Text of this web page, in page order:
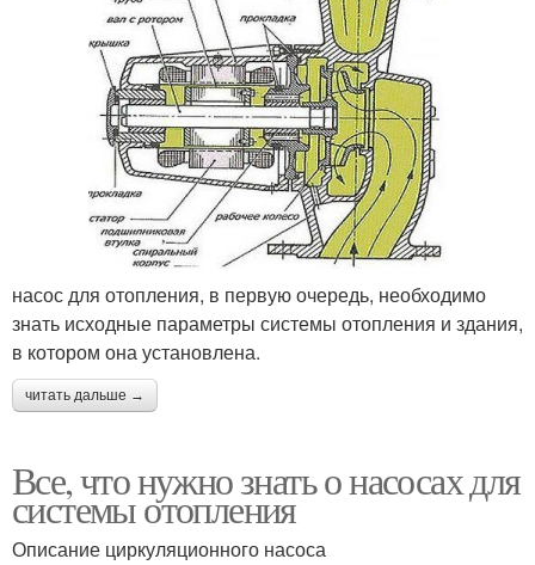
насос для отопления, в первую очередь, необходимо
знать исходные параметры системы отопления и здания,
в котором она установлена.
читать дальше →
Все, что нужно знать о насосах для
системы отопления
Описание циркуляционного насоса